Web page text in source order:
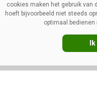
cookies maken het gebruik van
hoeft bijvoorbeeld niet steeds
optimaal